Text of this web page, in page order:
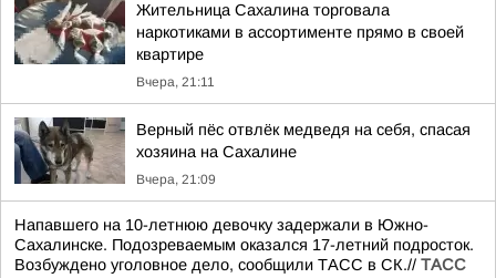
Жительница Сахалина торговала
наркотиками в ассортименте прямо в своей
квартире
Вчера, 21:11
Верный пёс отвлёк медведя на себя, спасая
хозяина на Сахалине
Вчера, 21:09
Напавшего на 10-летнюю девочку задержали в Южно-
Сахалинске. Подозреваемым оказался 17-летний подросток.
Возбуждено уголовное дело, сообщили ТАСС в СК.// ТАСС